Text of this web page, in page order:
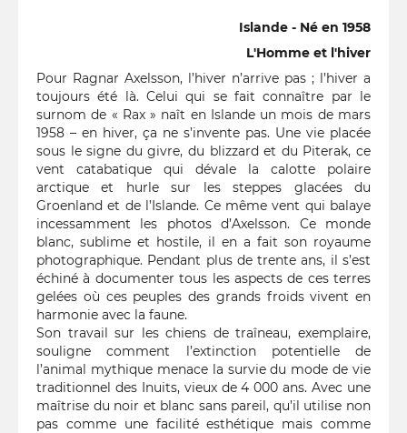
Islande - Né en 1958
L'Homme et l'hiver
Pour Ragnar Axelsson, l’hiver n’arrive pas ; l’hiver a
toujours été là. Celui qui se fait connaître par le
surnom de « Rax » naît en Islande un mois de mars
1958 – en hiver, ça ne s’invente pas. Une vie placée
sous le signe du givre, du blizzard et du Piterak, ce
vent catabatique qui dévale la calotte polaire
arctique et hurle sur les steppes glacées du
Groenland et de l’Islande. Ce même vent qui balaye
incessamment les photos d’Axelsson. Ce monde
blanc, sublime et hostile, il en a fait son royaume
photographique. Pendant plus de trente ans, il s’est
échiné à documenter tous les aspects de ces terres
gelées où ces peuples des grands froids vivent en
harmonie avec la faune.
Son travail sur les chiens de traîneau, exemplaire,
souligne comment l’extinction potentielle de
l’animal mythique menace la survie du mode de vie
traditionnel des Inuits, vieux de 4 000 ans. Avec une
maîtrise du noir et blanc sans pareil, qu’il utilise non
pas comme une facilité esthétique mais comme